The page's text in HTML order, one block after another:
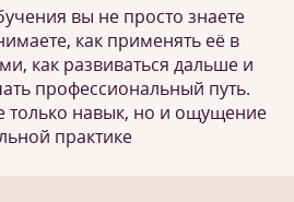
вы не просто знаете
как применять её в
как развиваться дальше и
профессиональный путь.
только навык, но и ощущение
практике